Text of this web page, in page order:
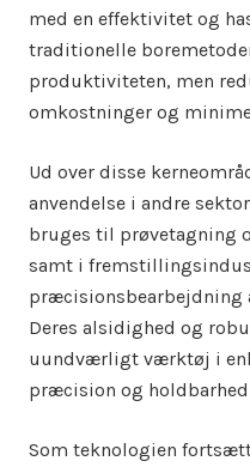
med en effektivitet og
traditionelle
produktiviteten, men
omkostninger og
Ud over disse
anvendelse i andre
bruges til prøvetagning
samt i
præcisionsbearbejdning
Deres alsidighed og
uundværligt værktøj i
præcision og
Som teknologien